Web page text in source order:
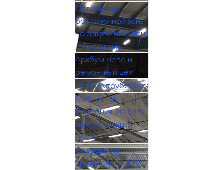
Освещение
разгрузочной зоны
на заводе Komatsu
г. Ярославль
Архбум Депо и
ремонтный цех
Газпромтрубинвест
Мебельная
компания ШАТУРА,
реконструкция
цехов
Освещение
производства ПВХ